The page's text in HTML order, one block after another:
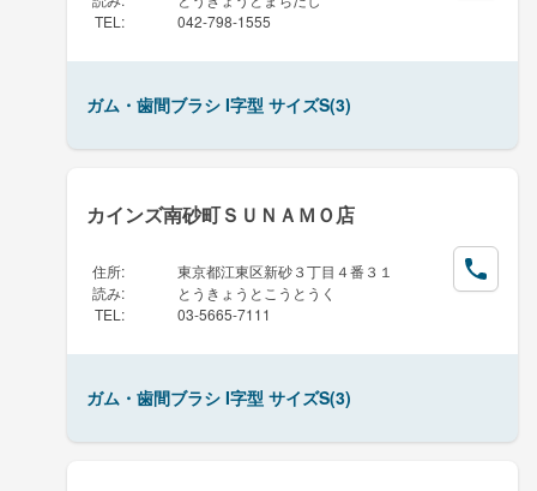
TEL : 042-798-1555
ガム・歯間ブラシ I字型 サイズS(3)
カインズ南砂町ＳＵＮＡＭＯ店
住所:
東京都江東区新砂３丁目４番３１
読み:
とうきょうとこうとうく
TEL : 03-5665-7111
ガム・歯間ブラシ I字型 サイズS(3)